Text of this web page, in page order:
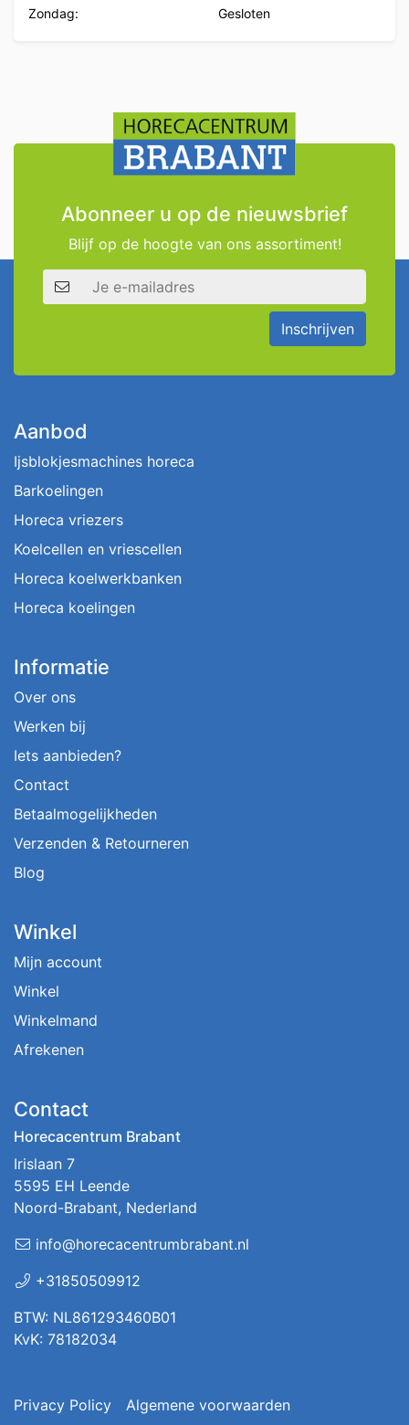
Zondag:
Gesloten
Abonneer u op de nieuwsbrief
Blijf op de hoogte van ons assortiment!
E-mailadres
Inschrijven
Aanbod
Ijsblokjesmachines horeca
Barkoelingen
Horeca vriezers
Koelcellen en vriescellen
Horeca koelwerkbanken
Horeca koelingen
Informatie
Over ons
Werken bij
Iets aanbieden?
Contact
Betaalmogelijkheden
Verzenden & Retourneren
Blog
Winkel
Mijn account
Winkel
Winkelmand
Afrekenen
Contact
Horecacentrum Brabant
Irislaan 7
5595 EH Leende
Noord-Brabant, Nederland
info@horecacentrumbrabant.nl
+31850509912
BTW: NL861293460B01
KvK: 78182034
Privacy Policy Algemene voorwaarden